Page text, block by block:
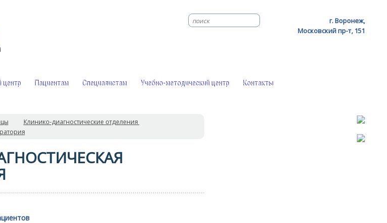
г. Воронеж,
Московский пр-т, 151
центр Пациентам Специалистам Учебно-методический центр Контакты
Клинико-диагностические отделения